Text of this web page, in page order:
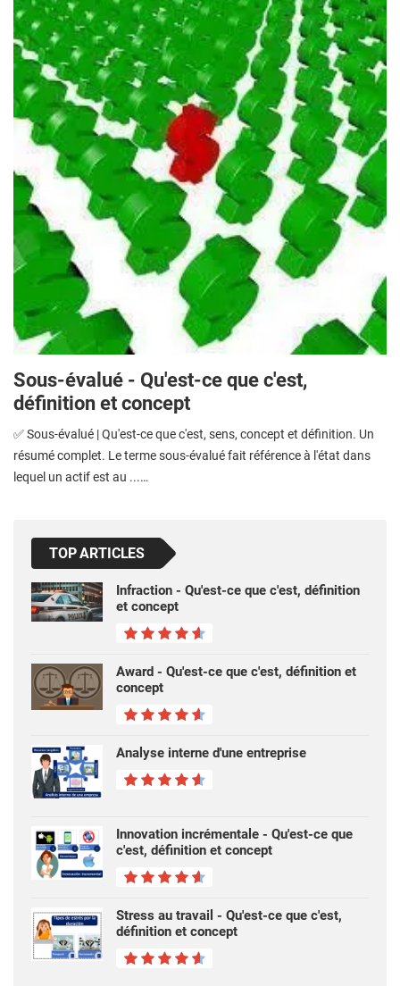
Sous-évalué - Qu'est-ce que c'est,
définition et concept
✅ Sous-évalué | Qu'est-ce que c'est, sens, concept et définition. Un
résumé complet. Le terme sous-évalué fait référence à l'état dans
lequel un actif est au ...…
TOP ARTICLES
Infraction - Qu'est-ce que c'est, définition
et concept
Award - Qu'est-ce que c'est, définition et
concept
Analyse interne d'une entreprise
Innovation incrémentale - Qu'est-ce que
c'est, définition et concept
Stress au travail - Qu'est-ce que c'est,
définition et concept